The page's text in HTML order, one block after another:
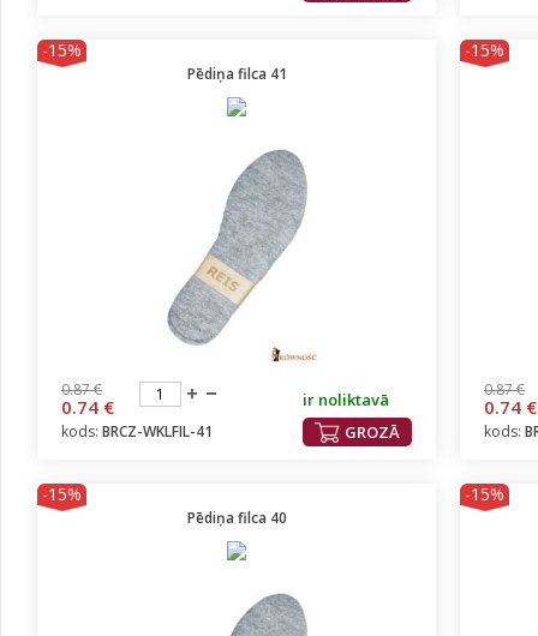
-15%
Pēdiņa filca 41
0.87 €
0.74 €
ir noliktavā
GROZĀ
kods: BRCZ-WKLFIL-41
-15%
0.87 €
0.74 €
kods:
-15%
Pēdiņa filca 40
-15%